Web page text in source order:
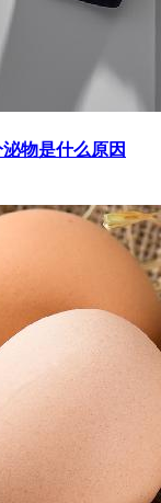
物是什么原因